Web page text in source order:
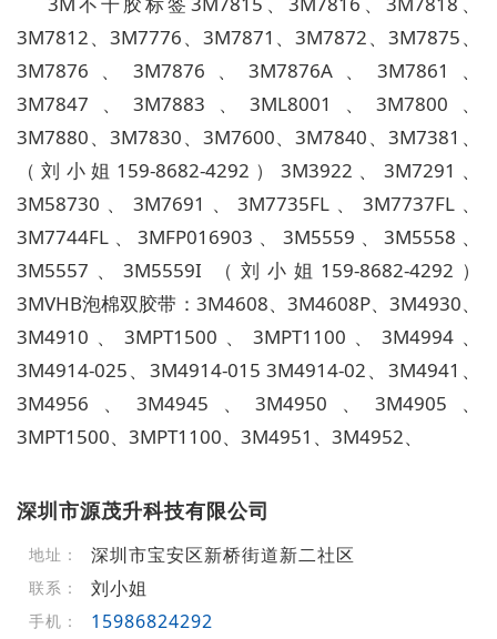
3M7812、 3M7776、 3M7871 、3M7872、3M7875、
3M7876 、 3M7876 、3M7876A 、 3M7861
、
3M7847 、3M7883 、3ML8001 、3M7800 、
3M7880、 3M7830、 3M7600、3M7840、3M7381 、
（刘小姐 159-8682-4292 ） 3M3922 、 3M7291 、
3M58730 、 3M7691 、3M7735FL 、 3M7737FL、
3M7744FL 、3MFP016903 、 3M5559 、3M5558 、
3M5557 、 3M5559I （刘小姐 159-8682-4292 ）
3MVHB泡棉双胶带： 3M4608、 3M4608P、 3M4930、
3M4910 、 3MPT1500 、 3MPT1100 、 3M4994、
3M4914-025、 3M4914-015 3M4914-02、 3M4941 、
3M4956 、 3M4945 、3M4950 、3M4905 、
3MPT1500、 3MPT1100、 3M4951 、 3M4952、
深圳市源茂升科技有限公司
地址： 深圳市宝安区新桥街道新二社区
联系： 刘小姐
手机： 15986824292